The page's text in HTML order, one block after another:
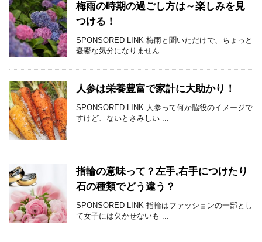
梅雨の時期の過ごし方は～楽しみを見
つける！
SPONSORED LINK 梅雨と聞いただけで、ちょっと
憂鬱な気分になりません ...
人参は栄養豊富で家計に大助かり！
SPONSORED LINK 人参って何か脇役のイメージで
すけど、ないとさみしい ...
指輪の意味って？左手,右手につけたり
石の種類でどう違う？
SPONSORED LINK 指輪はファッションの一部とし
て女子には欠かせないも ...